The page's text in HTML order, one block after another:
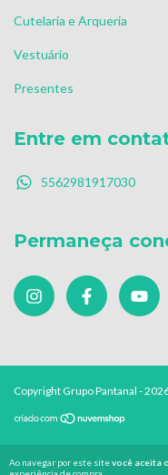
Ao navegar por este sitevocê aceita
Cutelaria e Arqueria
Vestuário
Presentes
Entre em
5562981917030
Permaneça
Copyright Grupo Pantanal -